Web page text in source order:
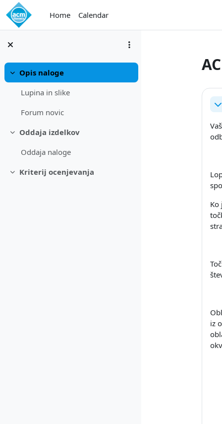
Skip to main content
Home
Calendar
Collapse
Opis naloge
Lupina in slike
Forum novic
Collapse
Oddaja izdelkov
Oddaja naloge
Collapse
Kriterij ocenjevanja
Ko
iz